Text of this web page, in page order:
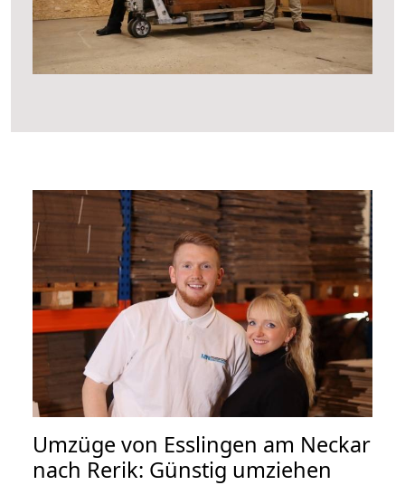
Umzüge von Esslingen am Neckar
nach Rerik: Günstig umziehen